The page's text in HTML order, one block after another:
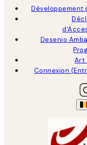
Développement
Desenio
Art
Connexion